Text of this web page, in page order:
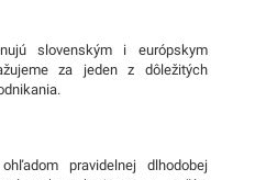
slovenským i európskym
za jeden z dôležitých
pravidelnej dlhodobej